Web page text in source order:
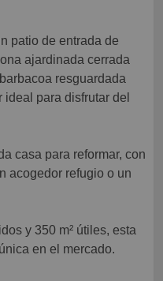
patio de entrada de
ajardinada cerrada
resguardada
para disfrutar del
casa para reformar, con
acogedor refugio o un
y 350 m² útiles, esta
en el mercado.